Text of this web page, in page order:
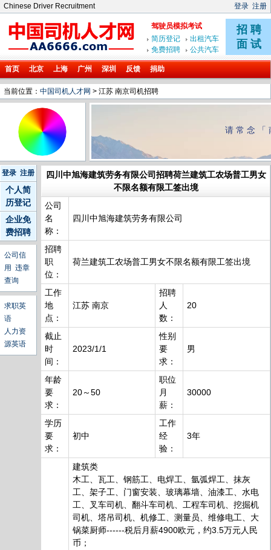
Chinese Driver Recruitment 登录 注册
首页 北京 上海 广州 深圳 反馈 捐助
当前位置： 中国司机人才网 > 江苏 南京司机招聘
请常念
登录 注册
个人简
历登记
企业免
费招聘
公司信
用 违章
查询
求职英
语
人力资
源英语
四川中旭海建筑劳务有限公司招聘荷兰建筑工农场普工男女
不限名额有限工签出境
公司
名
称：
四川中旭海建筑劳务有限公司
招聘
职
位：
荷兰建筑工农场普工男女不限名额有限工签出境
工作
地
点：
江苏 南京
招聘
人
数：
20
截止
时
间：
2023/1/1
性别
要
求：
男
年龄
要
求：
20～50
职位
月
薪：
30000
学历
要
求：
初中
工作
经
验：
3年
建筑类
木工、瓦工、钢筋工、电焊工、氩弧焊工、抹灰
工、架子工、门窗安装、玻璃幕墙、油漆工、水电
工、叉车司机、翻斗车司机、工程车司机、挖掘机
司机、塔吊司机、机修工、测量员、维修电工、大
锅菜厨师------税后月薪4900欧元，约3.5万元人民
币；